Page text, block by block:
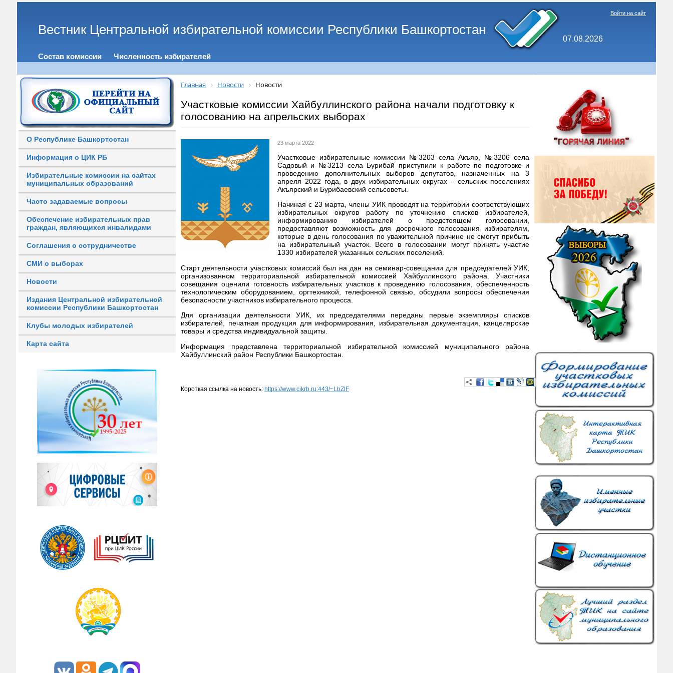
Вестник Центральной избирательной комиссии Республики Башкортостан
07.08.2026
Войти на сайт
Состав комиссии Численность избирателей
О Республике Башкортостан
Информация о ЦИК РБ
Избирательные комиссии на сайтах
муниципальных образований
Часто задаваемые вопросы
Обеспечение избирательных прав
граждан, являющихся инвалидами
Соглашения о сотрудничестве
СМИ о выборах
Новости
Издания Центральной избирательной
комиссии Республики Башкортостан
Клубы молодых избирателей
Карта сайта
Главная Новости Новости
Участковые комиссии Хайбуллинского района начали подготовку к
голосованию на апрельских выборах
23 марта 2022
Участковые избирательные комиссии №3203 села Акъяр, №3206 села
Садовый и №3213 села Бурибай приступили к работе по подготовке и
проведению дополнительных выборов депутатов, назначенных на 3
апреля 2022 года, в двух избирательных округах – сельских поселениях
Акъярский и Бурибаевский сельсоветы.
Начиная с 23 марта, члены УИК проводят на территории соответствующих
избирательных округов работу по уточнению списков избирателей,
информированию избирателей о предстоящем голосовании,
предоставляют возможность для досрочного голосования избирателям,
которые в день голосования по уважительной причине не смогут прибыть
на избирательный участок. Всего в голосовании могут принять участие
1330 избирателей указанных сельских поселений.
Старт деятельности участковых комиссий был на дан на семинар-совещании для председателей УИК,
организованном территориальной избирательной комиссией Хайбуллинского района. Участники
совещания оценили готовность избирательных участков к проведению голосования, обеспеченность
технологическим оборудованием, оргтехникой, телефонной связью, обсудили вопросы обеспечения
безопасности участников избирательного процесса.
Для организации деятельности УИК, их председателями переданы первые экземпляры списков
избирателей, печатная продукция для информирования, избирательная документация, канцелярские
товары и средства индивидуальной защиты.
Информация представлена территориальной избирательной комиссией муниципального района
Хайбуллинский район Республики Башкортостан.
Короткая ссылка на новость: https://www.cikrb.ru:443/~LbZlF